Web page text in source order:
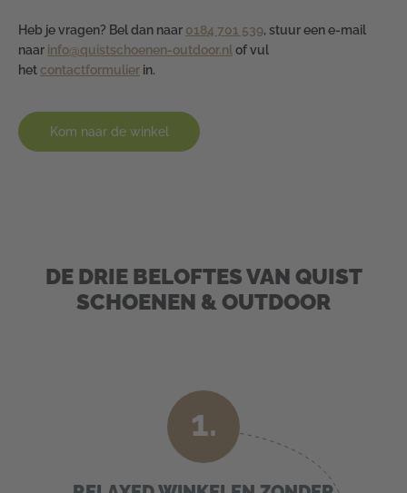
Heb je vragen? Bel dan naar 0184 701 539, stuur een e-mail
naar info@quistschoenen-outdoor.nl of vul
het contactformulier in.
Kom naar de winkel
DE DRIE BELOFTES VAN QUIST
SCHOENEN & OUTDOOR
1.